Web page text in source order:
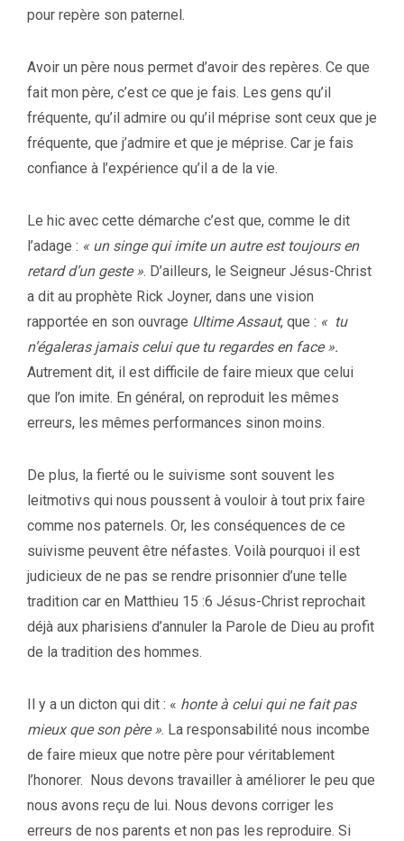
pour repère son paternel.
Avoir un père nous permet d’avoir des repères. Ce que
fait mon père, c’est ce que je fais. Les gens qu’il
fréquente, qu’il admire ou qu’il méprise sont ceux que je
fréquente, que j’admire et que je méprise. Car je fais
confiance à l’expérience qu’il a de la vie.
Le hic avec cette démarche c’est que, comme le dit
l’adage : « un singe qui imite un autre est toujours en
retard d’un geste ». D’ailleurs, le Seigneur Jésus-Christ
a dit au prophète Rick Joyner, dans une vision
rapportée en son ouvrage Ultime Assaut, que : « tu
n’égaleras jamais celui que tu regardes en face ».
Autrement dit, il est difficile de faire mieux que celui
que l’on imite. En général, on reproduit les mêmes
erreurs, les mêmes performances sinon moins.
De plus, la fierté ou le suivisme sont souvent les
leitmotivs qui nous poussent à vouloir à tout prix faire
comme nos paternels. Or, les conséquences de ce
suivisme peuvent être néfastes. Voilà pourquoi il est
judicieux de ne pas se rendre prisonnier d’une telle
tradition car en Matthieu 15 :6 Jésus-Christ reprochait
déjà aux pharisiens d’annuler la Parole de Dieu au profit
de la tradition des hommes.
Il y a un dicton qui dit : « honte à celui qui ne fait pas
mieux que son père ». La responsabilité nous incombe
de faire mieux que notre père pour véritablement
l’honorer. Nous devons travailler à améliorer le peu que
nous avons reçu de lui. Nous devons corriger les
erreurs de nos parents et non pas les reproduire. Si